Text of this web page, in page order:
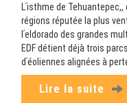
Lʹisthme de
régions réputée la plus
lʹeldorado des grandes
EDF détient déjà trois
dʹéoliennes alignées à
Lire la suite